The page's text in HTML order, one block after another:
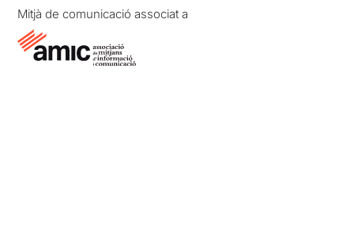
Mitjà de comunicació associat a